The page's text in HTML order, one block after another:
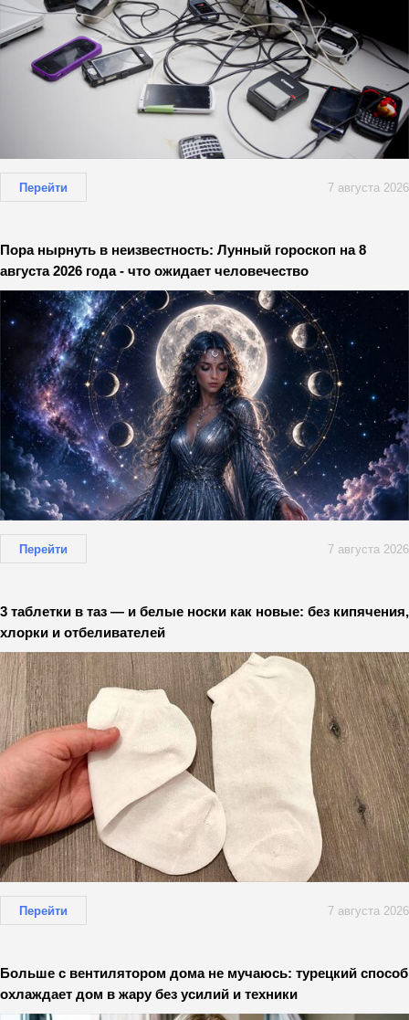
Перейти 7 августа 2026
Пора нырнуть в неизвестность: Лунный гороскоп на 8
августа 2026 года - что ожидает человечество
Перейти 7 августа 2026
3 таблетки в таз — и белые носки как новые: без кипячения,
хлорки и отбеливателей
Перейти 7 августа 2026
Больше с вентилятором дома не мучаюсь: турецкий способ
охлаждает дом в жару без усилий и техники